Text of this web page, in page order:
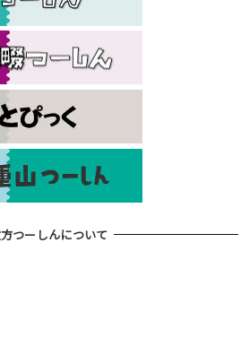
つーしんについて